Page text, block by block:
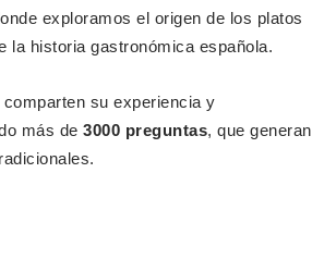
exploramos el origen de los platos
la historia gastronómica española.
comparten su experiencia y
más de 3000 preguntas, que generan